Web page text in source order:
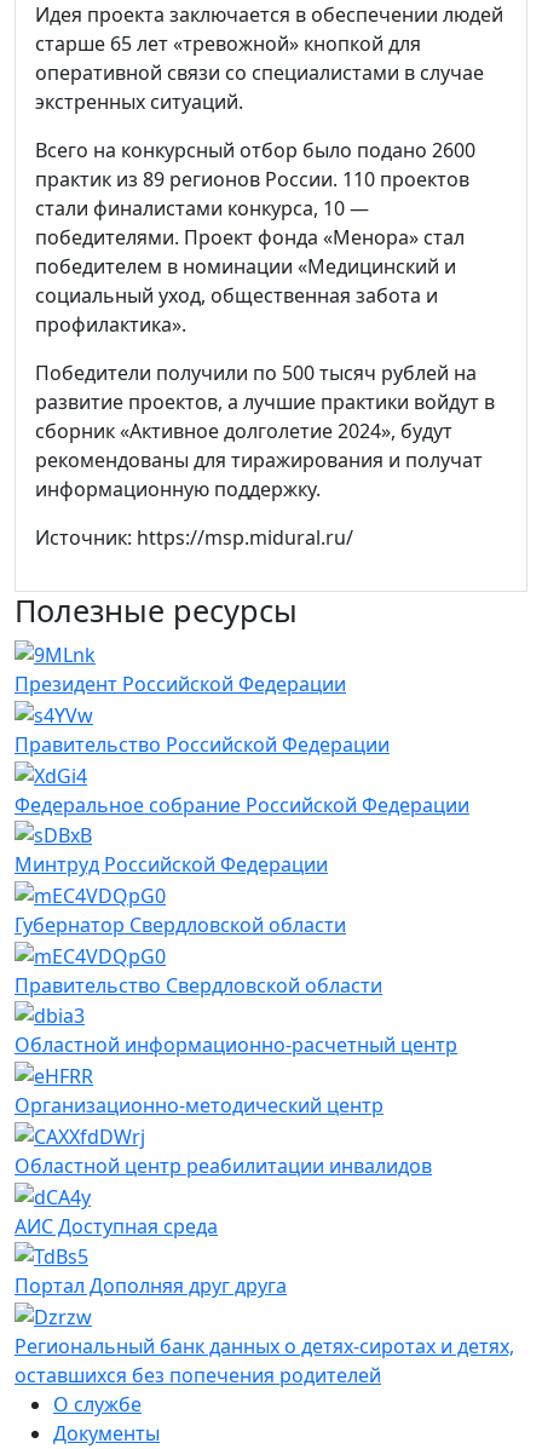
Идея проекта заключается в обеспечении людей
старше 65 лет «тревожной» кнопкой для
оперативной связи со специалистами в случае
экстренных ситуаций.
Всего на конкурсный отбор было подано 2600
практик из 89 регионов России. 110 проектов
стали финалистами конкурса, 10 —
победителями. Проект фонда «Менора» стал
победителем в номинации «Медицинский и
социальный уход, общественная забота и
профилактика».
Победители получили по 500 тысяч рублей на
развитие проектов, а лучшие практики войдут в
сборник «Активное долголетие 2024», будут
рекомендованы для тиражирования и получат
информационную поддержку.
Источник: https://msp.midural.ru/
Полезные ресурсы
Президент Российской Федерации
Правительство Российской Федерации
Федеральное собрание Российской Федерации
Минтруд Российской Федерации
Губернатор Свердловской области
Правительство Свердловской области
Областной информационно-расчетный центр
Организационно-методический центр
Областной центр реабилитации инвалидов
АИС Доступная среда
Портал Дополняя друг друга
Региональный банк данных о детях-сиротах и детях,
оставшихся без попечения родителей
О службе
Документы